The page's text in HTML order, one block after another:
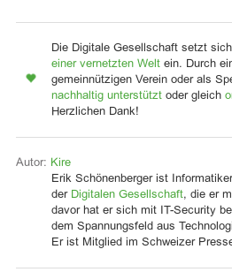
Die Digitale Gesellschaft setzt
einer vernetzten Welt ein. Durch
gemeinnützigen Verein oder als
nachhaltig unterstützt oder gleich
Herzlichen Dank!
Autor: Kire
Erik Schönenberger ist
der Digitalen Gesellschaft, die er
davor hat er sich mit IT-Security
dem Spannungsfeld aus
Er ist Mitglied im Schweizer